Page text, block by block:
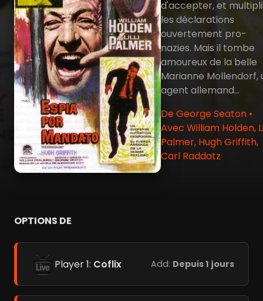
d'accepter, et
les déclarations
ouvertement pro-
nazies. Mais il tombe
amoureux de la belle
Marianne Mollendorf,
agent allemand...
De George Seaton •
Avec William Holden,
Palmer, Hugh Griffith,
Carl Raddatz
OPTIONS DE
Player 1: Coflix Add: Depuis 1 jours